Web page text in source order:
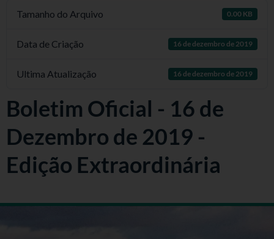
Tamanho do Arquivo 0.00 KB
Data de Criação 16 de dezembro de 2019
Ultima Atualização 16 de dezembro de 2019
Boletim Oficial - 16 de
Dezembro de 2019 -
Edição Extraordinária